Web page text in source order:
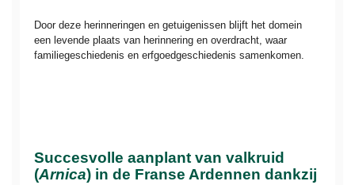
Door deze herinneringen en getuigenissen blijft het domein
een levende plaats van herinnering en overdracht, waar
familiegeschiedenis en erfgoedgeschiedenis samenkomen.
Succesvolle aanplant van valkruid
(Arnica) in de Franse Ardennen dankzij